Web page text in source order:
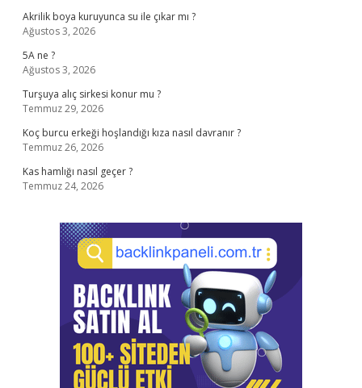
Akrilik boya kuruyunca su ile çıkar mı ?
Ağustos 3, 2026
5A ne ?
Ağustos 3, 2026
Turşuya alıç sirkesi konur mu ?
Temmuz 29, 2026
Koç burcu erkeği hoşlandığı kıza nasıl davranır ?
Temmuz 26, 2026
Kas hamlığı nasıl geçer ?
Temmuz 24, 2026